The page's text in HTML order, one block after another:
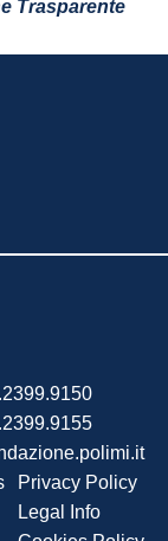
Trasparente
Privacy Policy
Legal Info